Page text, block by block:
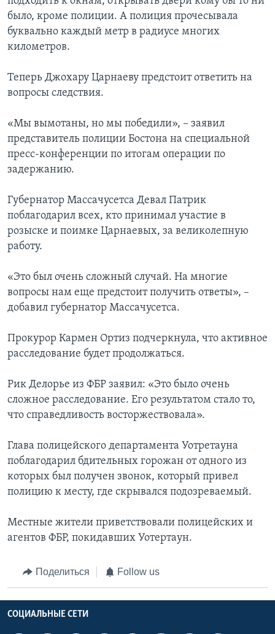
было, кроме полиции. А полиция прочесывала
буквально каждый метр в радиусе многих
километров.
Теперь Джохару Царнаеву предстоит ответить на
вопросы следствия.
«Мы вымотаны, но мы победили», – заявил
представитель полиции Бостона на специальной
пресс-конференции по итогам операции по
задержанию.
Губернатор Массачусетса Девал Патрик
поблагодарил всех, кто принимал участие в
розыске и поимке Царнаевых, за великолепную
работу.
«Это был очень сложный случай. На многие
вопросы нам еще предстоит получить ответы», –
добавил губернатор Массачусетса.
Прокурор Кармен Ортиз подчеркнула, что активное
расследование будет продолжаться.
Рик Делорье из ФБР заявил: «Это было очень
сложное расследование. Его результатом стало то,
что справедливость восторжествовала».
Глава полицейского департамента Уотретауна
поблагодарил бдительных горожан от одного из
которых был получен звонок, который привел
полицию к месту, где скрывался подозреваемый.
Местные жители приветствовали полицейских и
агентов ФБР, покидавших Уотертаун.
Поделиться Follow us
СОЦИАЛЬНЫЕ СЕТИ